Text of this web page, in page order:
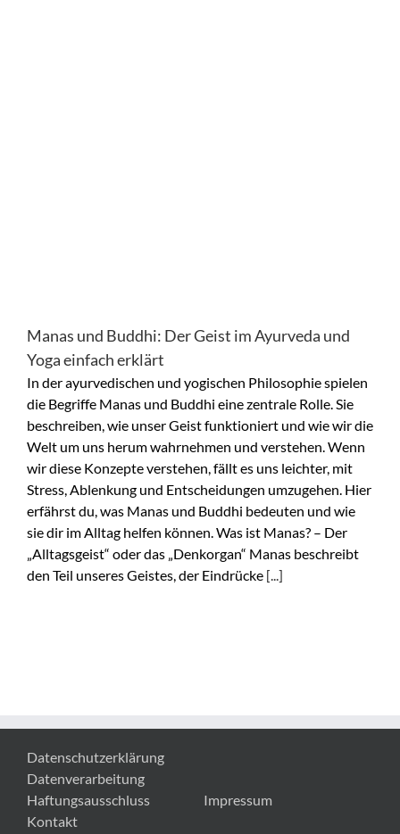
Manas und Buddhi: Der Geist im Ayurveda und
Yoga einfach erklärt
In der ayurvedischen und yogischen Philosophie spielen
die Begriffe Manas und Buddhi eine zentrale Rolle. Sie
beschreiben, wie unser Geist funktioniert und wie wir die
Welt um uns herum wahrnehmen und verstehen. Wenn
wir diese Konzepte verstehen, fällt es uns leichter, mit
Stress, Ablenkung und Entscheidungen umzugehen. Hier
erfährst du, was Manas und Buddhi bedeuten und wie
sie dir im Alltag helfen können. Was ist Manas? – Der
„Alltagsgeist“ oder das „Denkorgan“ Manas beschreibt
den Teil unseres Geistes, der Eindrücke [...]
Datenschutzerklärung
Datenverarbeitung
Haftungsausschluss
Impressum
Kontakt